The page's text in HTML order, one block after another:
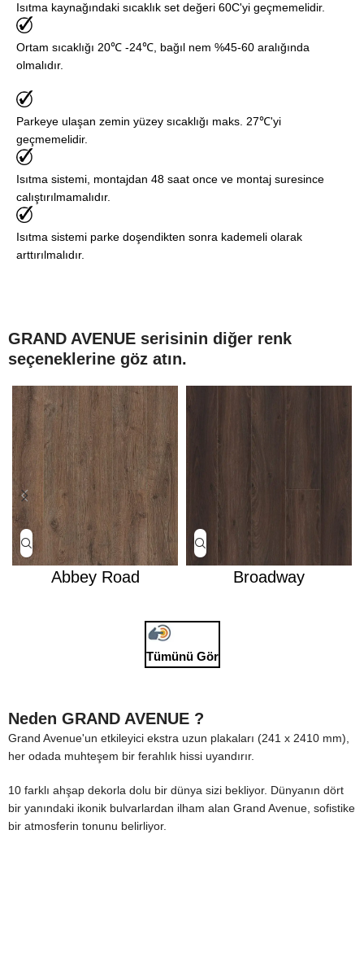
Isıtma kaynağındaki sıcaklık set değeri 60C'yi geçmemelidir.
Ortam sıcaklığı 20℃ -24℃, bağıl nem %45-60 aralığında
olmalıdır.
Parkeye ulaşan zemin yüzey sıcaklığı maks. 27℃'yi
geçmemelidir.
Isıtma sistemi, montajdan 48 saat once ve montaj suresince
calıştırılmamalıdır.
Isıtma sistemi parke doşendikten sonra kademeli olarak
arttırılmalıdır.
GRAND AVENUE serisinin diğer renk
seçeneklerine göz atın.
Abbey Road Broadway
Tümünü Gör
Neden GRAND AVENUE ?
Grand Avenue'un etkileyici ekstra uzun plakaları (241 x 2410 mm),
her odada muhteşem bir ferahlık hissi uyandırır.
10 farklı ahşap dekorla dolu bir dünya sizi bekliyor. Dünyanın dört
bir yanındaki ikonik bulvarlardan ilham alan Grand Avenue, sofistike
bir atmosferin tonunu belirliyor.